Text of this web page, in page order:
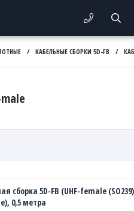
/ КАБЕЛЬНЫЕ СБОРКИ 5D-FB /
сборка 5D-FB (UHF-female
0,5 метра